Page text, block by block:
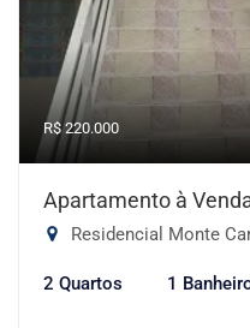
R$ 220.000
Apartamento à
Residencial Monte
2 Quartos 1